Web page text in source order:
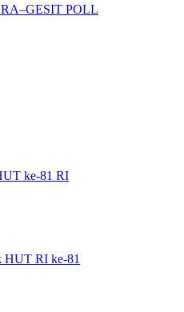
POLL
ke-81 RI
HUT RI ke-81